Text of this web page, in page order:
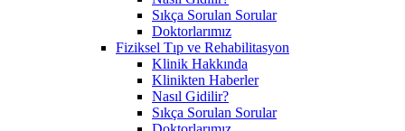
Sıkça Sorulan Sorular
Doktorlarımız
Fiziksel Tıp ve Rehabilitasyon
Klinik Hakkında
Klinikten Haberler
Nasıl Gidilir?
Sıkça Sorulan Sorular